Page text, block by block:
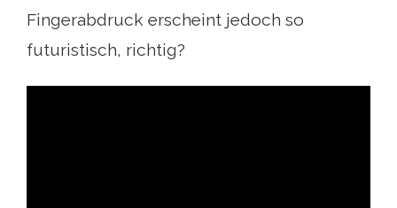
Fingerabdruck erscheint jedoch so
futuristisch, richtig?